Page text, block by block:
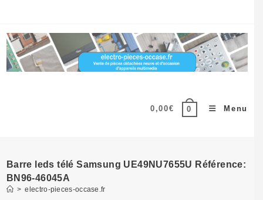
content
0,00€ 0 Menu
Barre leds télé Samsung UE49NU7655U Référence:
BN96-46045A
> electro-pieces-occase.fr